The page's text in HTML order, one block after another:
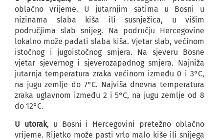
oblačno vrijeme. U jutarnjim satima u Bosni u
nizinama slaba kiša ili susnježica, u višim
područjima slab snijeg. Na području Hercegovine
lokalno može padati slaba kiša. Vjetar slab, većinom
istočnog i jugoistočnog smjera. Na sjeveru Bosne
vjetar sjevernog i sjeverozapadnog smjera. Najniža
jutarnja temperatura zraka većinom između 0 i 3°C,
na jugu zemlje do 7°C. Najviša dnevna temperatura
zraka uglavnom između 2 i 5°C, na jugu zemlje od 8
do 12°C.
U utorak, u Bosni i Hercegovini pretežno oblačno
vrijeme. Rijetko može pasti vrlo malo kiše ili snijega